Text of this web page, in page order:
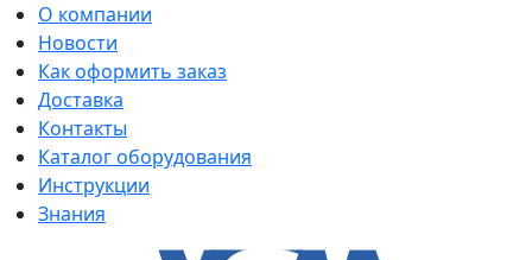
О компании
Новости
Как оформить заказ
Доставка
Контакты
Каталог оборудования
Инструкции
Знания